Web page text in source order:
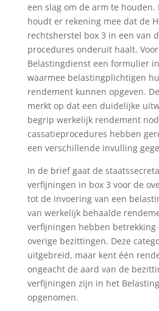
een slag om de arm te houden.
houdt er rekening mee dat de
rechtsherstel box 3 in een van
procedures onderuit haalt.
Belastingdienst een formulier
waarmee belastingplichtigen
rendement kunnen opgeven.
merkt op dat een duidelijke
begrip werkelijk rendement
cassatieprocedures hebben
een verschillende invulling
In de brief gaat de
verfijningen in box 3 voor de
tot de invoering van een
van werkelijk behaalde
verfijningen hebben betrekking
overige bezittingen. Deze
uitgebreid, maar kent één
ongeacht de aard van de
verfijningen zijn in het
opgenomen.